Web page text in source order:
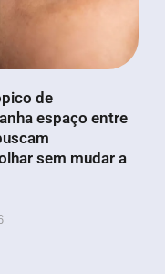
de
espaço entre
sem mudar a